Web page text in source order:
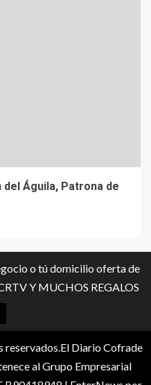
Águila, Patrona de
o tú domicilio oferta de
Y MUCHOS REGALOS
Diario Cofrade
al Grupo Empresarial